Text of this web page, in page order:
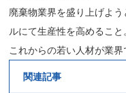
廃棄物業界を盛り上げよ
ルにて生産性を高めること
これからの若い人材が業界
関連記事